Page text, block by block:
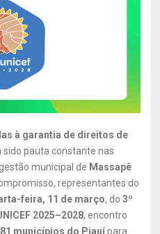
à garantia de direitos de
sido pauta constante nas
municipal de Massapê
representantes do
feira, 11 de março, do 3º
2025–2028, encontro
81 municípios do Piauípara